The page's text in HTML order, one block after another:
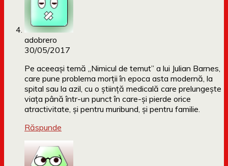
adobrero
30/05/2017
Pe aceeași temă „Nimicul de temut” a lui Julian Barnes,
care pune problema morţii în epoca asta modernă, la
spital sau la azil, cu o ştiinţă medicală care prelungeşte
viaţa până într-un punct în care-şi pierde orice
atractivitate, şi pentru muribund, şi pentru familie.
Răspunde